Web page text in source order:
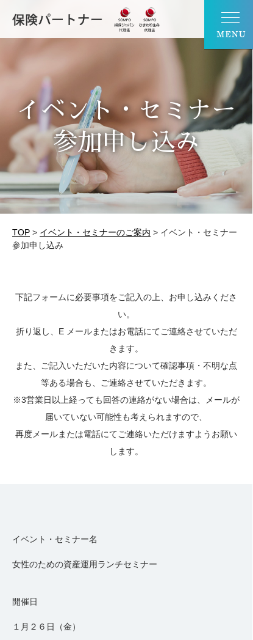
イベント・セミナー
参加申し込み
TOP > イベント・セミナーのご案内 > イベント・セミナー
参加申し込み
下記フォームに必要事項をご記入の上、お申し込みくださ
い。
折り返し、E メールまたはお電話にてご連絡させていただ
きます。
また、ご記入いただいた内容について確認事項・不明な点
等ある場合も、ご連絡させていただきます。
※3営業日以上経っても回答の連絡がない場合は、メールが
届いていない可能性も考えられますので、
再度メールまたは電話にてご連絡いただけますようお願い
します。
イベント・セミナー名
女性のための資産運用ランチセミナー
開催日
１月２６日（金）